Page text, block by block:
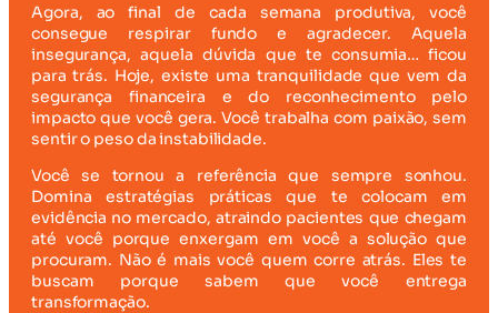
Agora, ao final de cada semana produtiva, você
consegue respirar fundo e agradecer. Aquela
insegurança, aquela dúvida que te consumia… ficou
para trás. Hoje, existe uma tranquilidade que vem da
segurança financeira e do reconhecimento pelo
impacto que você gera. Você trabalha com paixão, sem
sentir o peso da instabilidade.
Você se tornou a referência que sempre sonhou.
Domina estratégias práticas que te colocam em
evidência no mercado, atraindo pacientes que chegam
até você porque enxergam em você a solução que
procuram. Não é mais você quem corre atrás. Eles te
buscam porque sabem que você entrega
transformação.